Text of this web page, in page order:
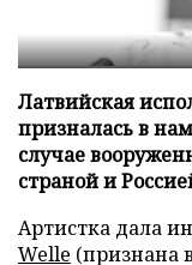
Латвийская
призналась в
случае
страной и
Артистка дала
Welle (признана